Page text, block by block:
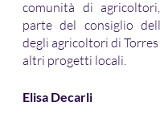
comunità di
parte del consiglio
degli agricoltori di Torres
altri progetti locali.
Elisa Decarli